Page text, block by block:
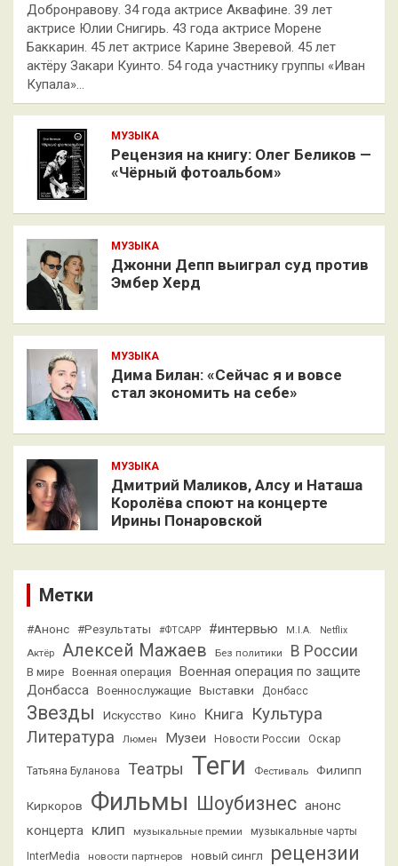
Добронравову. 34 года актрисе Аквафине. 39 лет
актрисе Юлии Снигирь. 43 года актрисе Морене
Баккарин. 45 лет актрисе Карине Зверевой. 45 лет
актёру Закари Куинто. 54 года участнику группы «Иван
Купала»…
МУЗЫКА
Рецензия на книгу: Олег Беликов —
«Чёрный фотоальбом»
МУЗЫКА
Джонни Депп выиграл суд против
Эмбер Херд
МУЗЫКА
Дима Билан: «Сейчас я и вовсе
стал экономить на себе»
МУЗЫКА
Дмитрий Маликов, Алсу и Наташа
Королёва споют на концерте
Ирины Понаровской
Метки
#Анонс #Результаты #ФТСАРР #интервью M.I.A. Netflix
Актёр Алексей Мажаев Без политики В России
В мире Военная операция
Военная операция по защите
Донбасса Военнослужащие Выставки Донбасс
Звезды Искусство Кино Книга Культура
Литература Люмен Музеи Новости России Оскар
Татьяна Буланова Театры Теги Фестиваль Филипп
Киркоров Фильмы Шоубизнес анонс
концерта клип музыкальные премии
музыкальные чарты
InterMedia
новости партнеров новый сингл рецензии